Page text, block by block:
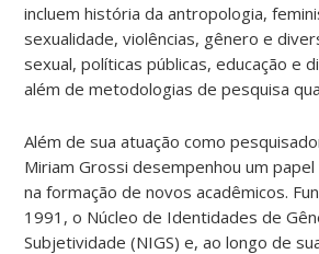
incluem história da antropologia,
sexualidade, violências, gênero e
sexual, políticas públicas, educação e
além de metodologias de pesquisa
Além de sua atuação como
Miriam Grossi desempenhou um
na formação de novos acadêmicos.
1991, o Núcleo de Identidades de
Subjetividade (NIGS) e, ao longo de